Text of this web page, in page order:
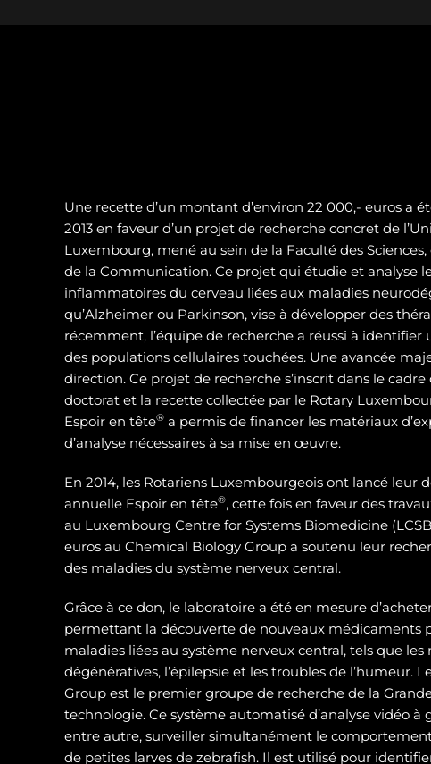
Une recette d’un montant d’environ 22 000,- euros a
2013 en faveur d’un projet de recherche concret de
Luxembourg, mené au sein de la Faculté des
de la Communication. Ce projet qui étudie et analyse
inflammatoires du cerveau liées aux maladies
qu’Alzheimer ou Parkinson, vise à développer des
récemment, l’équipe de recherche a réussi à identifier
des populations cellulaires touchées. Une avancée
direction. Ce projet de recherche s’inscrit dans le cadre
doctorat et la recette collectée par le Rotary
Espoir en tête® a permis de financer les matériaux
d’analyse nécessaires à sa mise en œuvre.
En 2014, les Rotariens Luxembourgeois ont lancé leur
annuelle Espoir en tête®, cette fois en faveur des
au Luxembourg Centre for Systems Biomedicine
euros au Chemical Biology Group a soutenu leur
des maladies du système nerveux central.
Grâce à ce don, le laboratoire a été en mesure
permettant la découverte de nouveaux médicaments
maladies liées au système nerveux central, tels que les
dégénératives, l’épilepsie et les troubles de l’humeur.
Group est le premier groupe de recherche de la
technologie. Ce système automatisé d’analyse vidéo à
entre autre, surveiller simultanément le
de petites larves de zebrafish. Il est utilisé pour